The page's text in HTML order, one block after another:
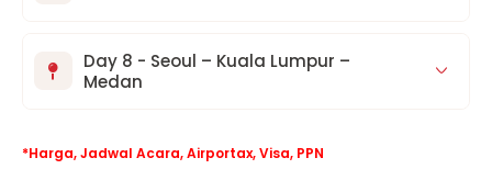
Day 8 - Seoul – Kuala Lumpur –
Medan
*Harga, Jadwal Acara, Airportax, Visa, PPN